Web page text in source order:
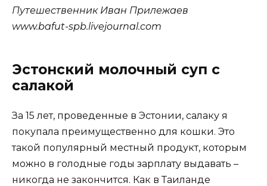
Путешественник Иван Прилежаев
www.bafut-spb.livejournal.com
Эстонский молочный суп с
салакой
За 15 лет, проведенные в Эстонии, салаку я
покупала преимущественно для кошки. Это
такой популярный местный продукт, которым
можно в голодные годы зарплату выдавать –
никогда не закончится. Как в Таиланде